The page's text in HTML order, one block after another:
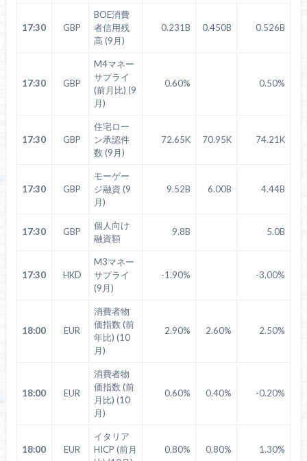
17:30 GBP
BOE消費
者信用残
高 (9月)
0.231B 0.450B 0.526B
17:30 GBP
M4マネー
サプライ
(前月比) (9
月)
0.60% 0.50%
17:30 GBP
住宅ロー
ン承認件
数 (9月)
72.65K 70.95K 74.21K
17:30 GBP
モーゲー
ジ融資 (9
月)
9.52B 6.00B 4.44B
17:30 GBP
個人向け
融資額
9.8B 5.0B
17:30 HKD
M3マネー
サプライ
(9月)
-1.90% -3.00%
18:00 EUR
消費者物
価指数 (前
年比) (10
月)
2.90% 2.60% 2.50%
18:00 EUR
消費者物
価指数 (前
月比) (10
月)
0.60% 0.40% -0.20%
18:00 EUR
イタリア
HICP (前月
0.80% 0.80% 1.30%